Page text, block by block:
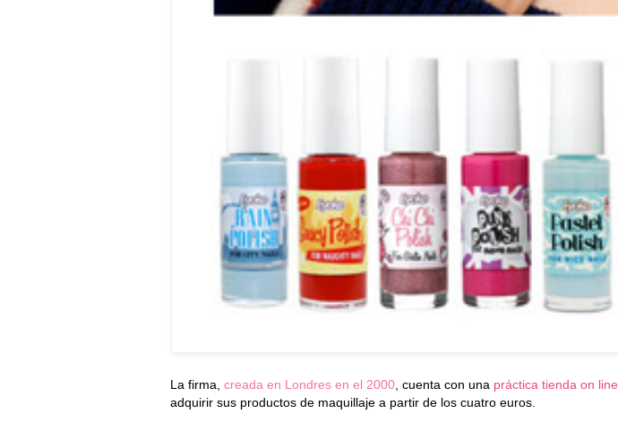
La firma, creada en Londres en el 2000, cuenta con una práctica tienda on line
adquirir sus productos de maquillaje a partir de los cuatro euros.